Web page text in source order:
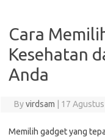
Cara
Kesehatan
Anda
Byvirdsam 17
Memilih gadget yang